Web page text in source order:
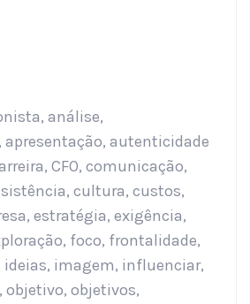
, análise,
, apresentação, autenticidade
, CFO, comunicação,
, cultura, custos,
, estratégia, exigência,
, foco, frontalidade,
ideias, imagem, influenciar,
, objetivo, objetivos,